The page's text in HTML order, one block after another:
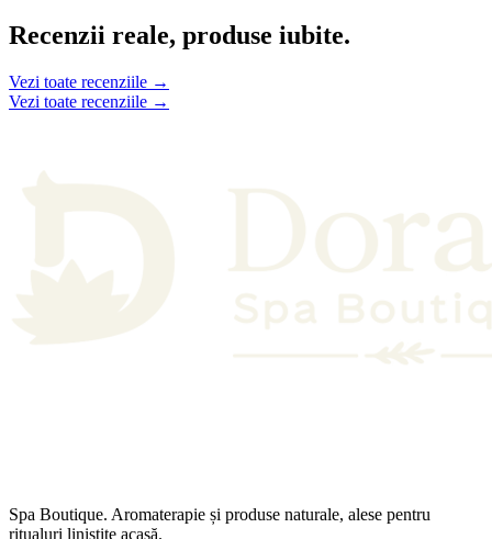
Recenzii reale, produse iubite.
Vezi toate recenziile →
Vezi toate recenziile →
Spa Boutique. Aromaterapie și produse naturale, alese pentru
ritualuri liniștite acasă.